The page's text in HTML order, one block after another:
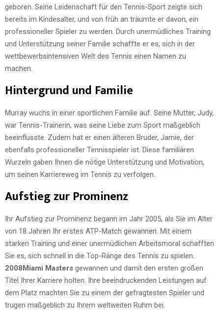
geboren. Seine Leidenschaft für den Tennis-Sport zeigte sich
bereits im Kindesalter, und von früh an träumte er davon, ein
professioneller Spieler zu werden. Durch unermüdliches Training
und Unterstützung seiner Familie schaffte er es, sich in der
wettbewerbsintensiven Welt des Tennis einen Namen zu
machen.
Hintergrund und Familie
Murray wuchs in einer sportlichen Familie auf. Seine Mutter, Judy,
war Tennis-Trainerin, was seine Liebe zum Sport maßgeblich
beeinflusste. Zudem hat er einen älteren Bruder, Jamie, der
ebenfalls professioneller Tennisspieler ist. Diese familiären
Wurzeln gaben Ihnen die nötige Unterstützung und Motivation,
um seinen Karriereweg im Tennis zu verfolgen.
Aufstieg zur Prominenz
Ihr Aufstieg zur Prominenz begann im Jahr 2005, als Sie im Alter
von 18 Jahren Ihr erstes ATP-Match gewannen. Mit einem
starken Training und einer unermüdlichen Arbeitsmoral schafften
Sie es, sich schnell in die Top-Ränge des Tennis zu spielen.
2008Miami Masters gewannen und damit den ersten großen
Titel Ihrer Karriere holten. Ihre beeindruckenden Leistungen auf
dem Platz machten Sie zu einem der gefragtesten Spieler und
trugen maßgeblich zu Ihrem weltweiten Ruhm bei.